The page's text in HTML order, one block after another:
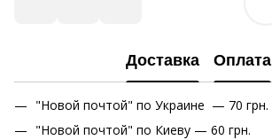
Доставка Оплата
"Новой почтой" по Украине — 70 грн.
"Новой почтой" по Киеву — 60 грн.